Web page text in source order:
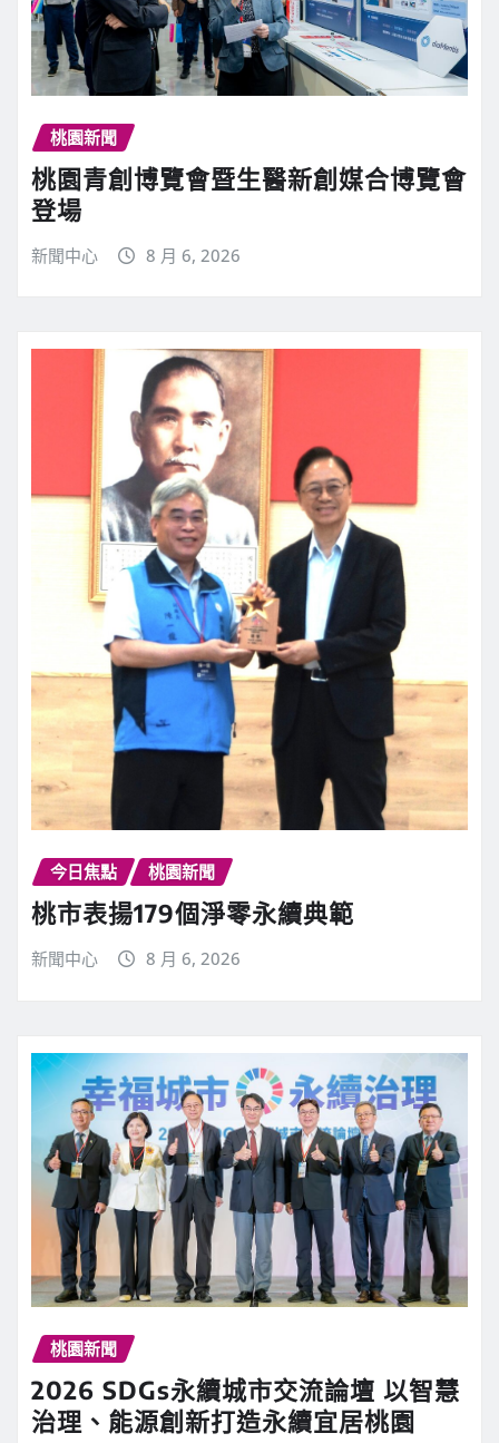
桃園新聞
桃園青創博覽會暨生醫新創媒合博覽會
登場
新聞中心 8 月 6, 2026
今日焦點 桃園新聞
桃市表揚179個淨零永續典範
新聞中心 8 月 6, 2026
桃園新聞
2026 SDGs永續城市交流論壇 以智慧
治理、能源創新打造永續宜居桃園